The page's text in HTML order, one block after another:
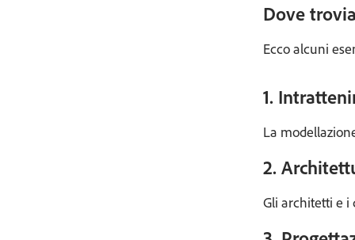
Dove
Ecco alcuni
1.
La
2.
Gli architetti e i